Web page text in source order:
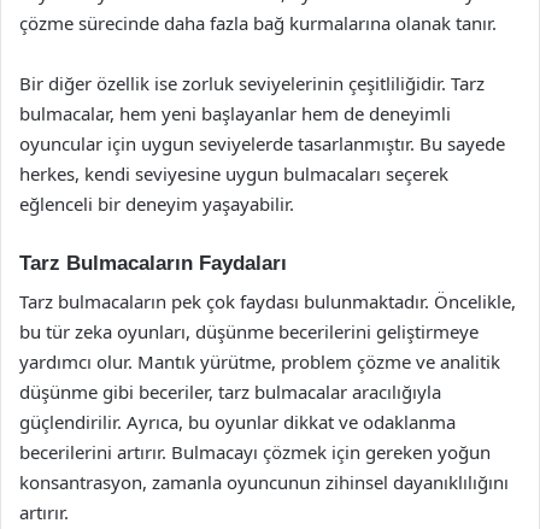
çözme sürecinde daha fazla bağ kurmalarına olanak tanır.
Bir diğer özellik ise zorluk seviyelerinin çeşitliliğidir. Tarz
bulmacalar, hem yeni başlayanlar hem de deneyimli
oyuncular için uygun seviyelerde tasarlanmıştır. Bu sayede
herkes, kendi seviyesine uygun bulmacaları seçerek
eğlenceli bir deneyim yaşayabilir.
Tarz Bulmacaların Faydaları
Tarz bulmacaların pek çok faydası bulunmaktadır. Öncelikle,
bu tür zeka oyunları, düşünme becerilerini geliştirmeye
yardımcı olur. Mantık yürütme, problem çözme ve analitik
düşünme gibi beceriler, tarz bulmacalar aracılığıyla
güçlendirilir. Ayrıca, bu oyunlar dikkat ve odaklanma
becerilerini artırır. Bulmacayı çözmek için gereken yoğun
konsantrasyon, zamanla oyuncunun zihinsel dayanıklılığını
artırır.